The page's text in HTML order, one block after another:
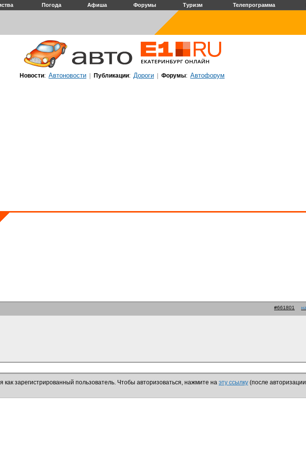
Погода Афиша Форумы Туризм Телепрограмма
Новости: Автоновости Публикации: Дороги Форумы: Автофорум
#661801
зарегистрированный пользователь. Чтобы авторизоваться, нажмите на эту ссылку (после